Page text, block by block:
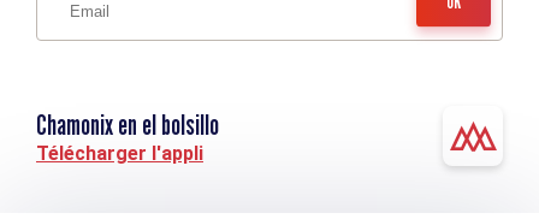
Chamonix en el bolsillo
Télécharger l'appli